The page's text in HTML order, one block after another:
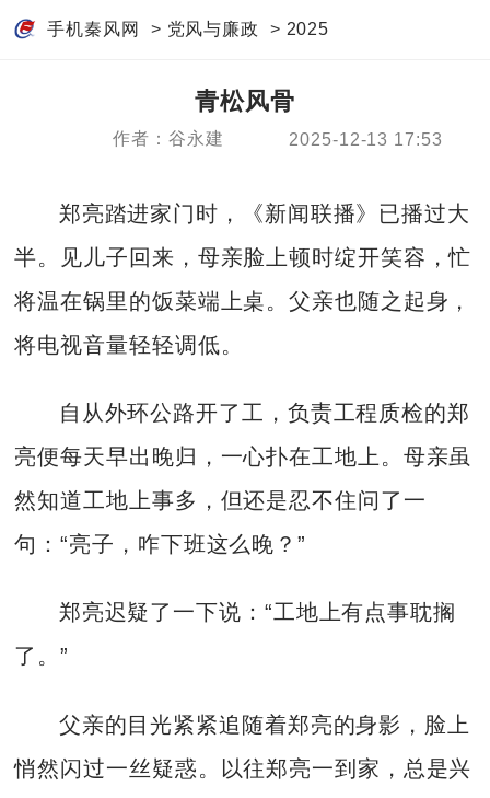
手机秦风网 > 党风与廉政 > 2025
青松风骨
作者：谷永建 2025-12-13 17:53
郑亮踏进家门时，《新闻联播》已播过大
半。见儿子回来，母亲脸上顿时绽开笑容，忙
将温在锅里的饭菜端上桌。父亲也随之起身，
将电视音量轻轻调低。
自从外环公路开了工，负责工程质检的郑
亮便每天早出晚归，一心扑在工地上。母亲虽
然知道工地上事多，但还是忍不住问了一
句：“亮子，咋下班这么晚？”
郑亮迟疑了一下说：“工地上有点事耽搁
了。”
父亲的目光紧紧追随着郑亮的身影，脸上
悄然闪过一丝疑惑。以往郑亮一到家，总是兴